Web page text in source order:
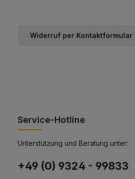
Widerruf per Kontaktformular
Service-Hotline
Unterstützung und Beratung unter:
+49 (0) 9324 - 99833